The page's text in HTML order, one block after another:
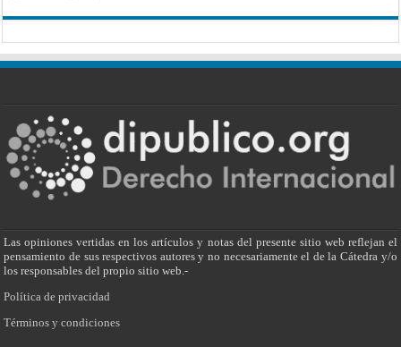
Las opiniones vertidas en los artículos y notas del presente sitio web reflejan el
pensamiento de sus respectivos autores y no necesariamente el de la Cátedra y/o
los responsables del propio sitio web.-
Política de privacidad
Términos y condiciones